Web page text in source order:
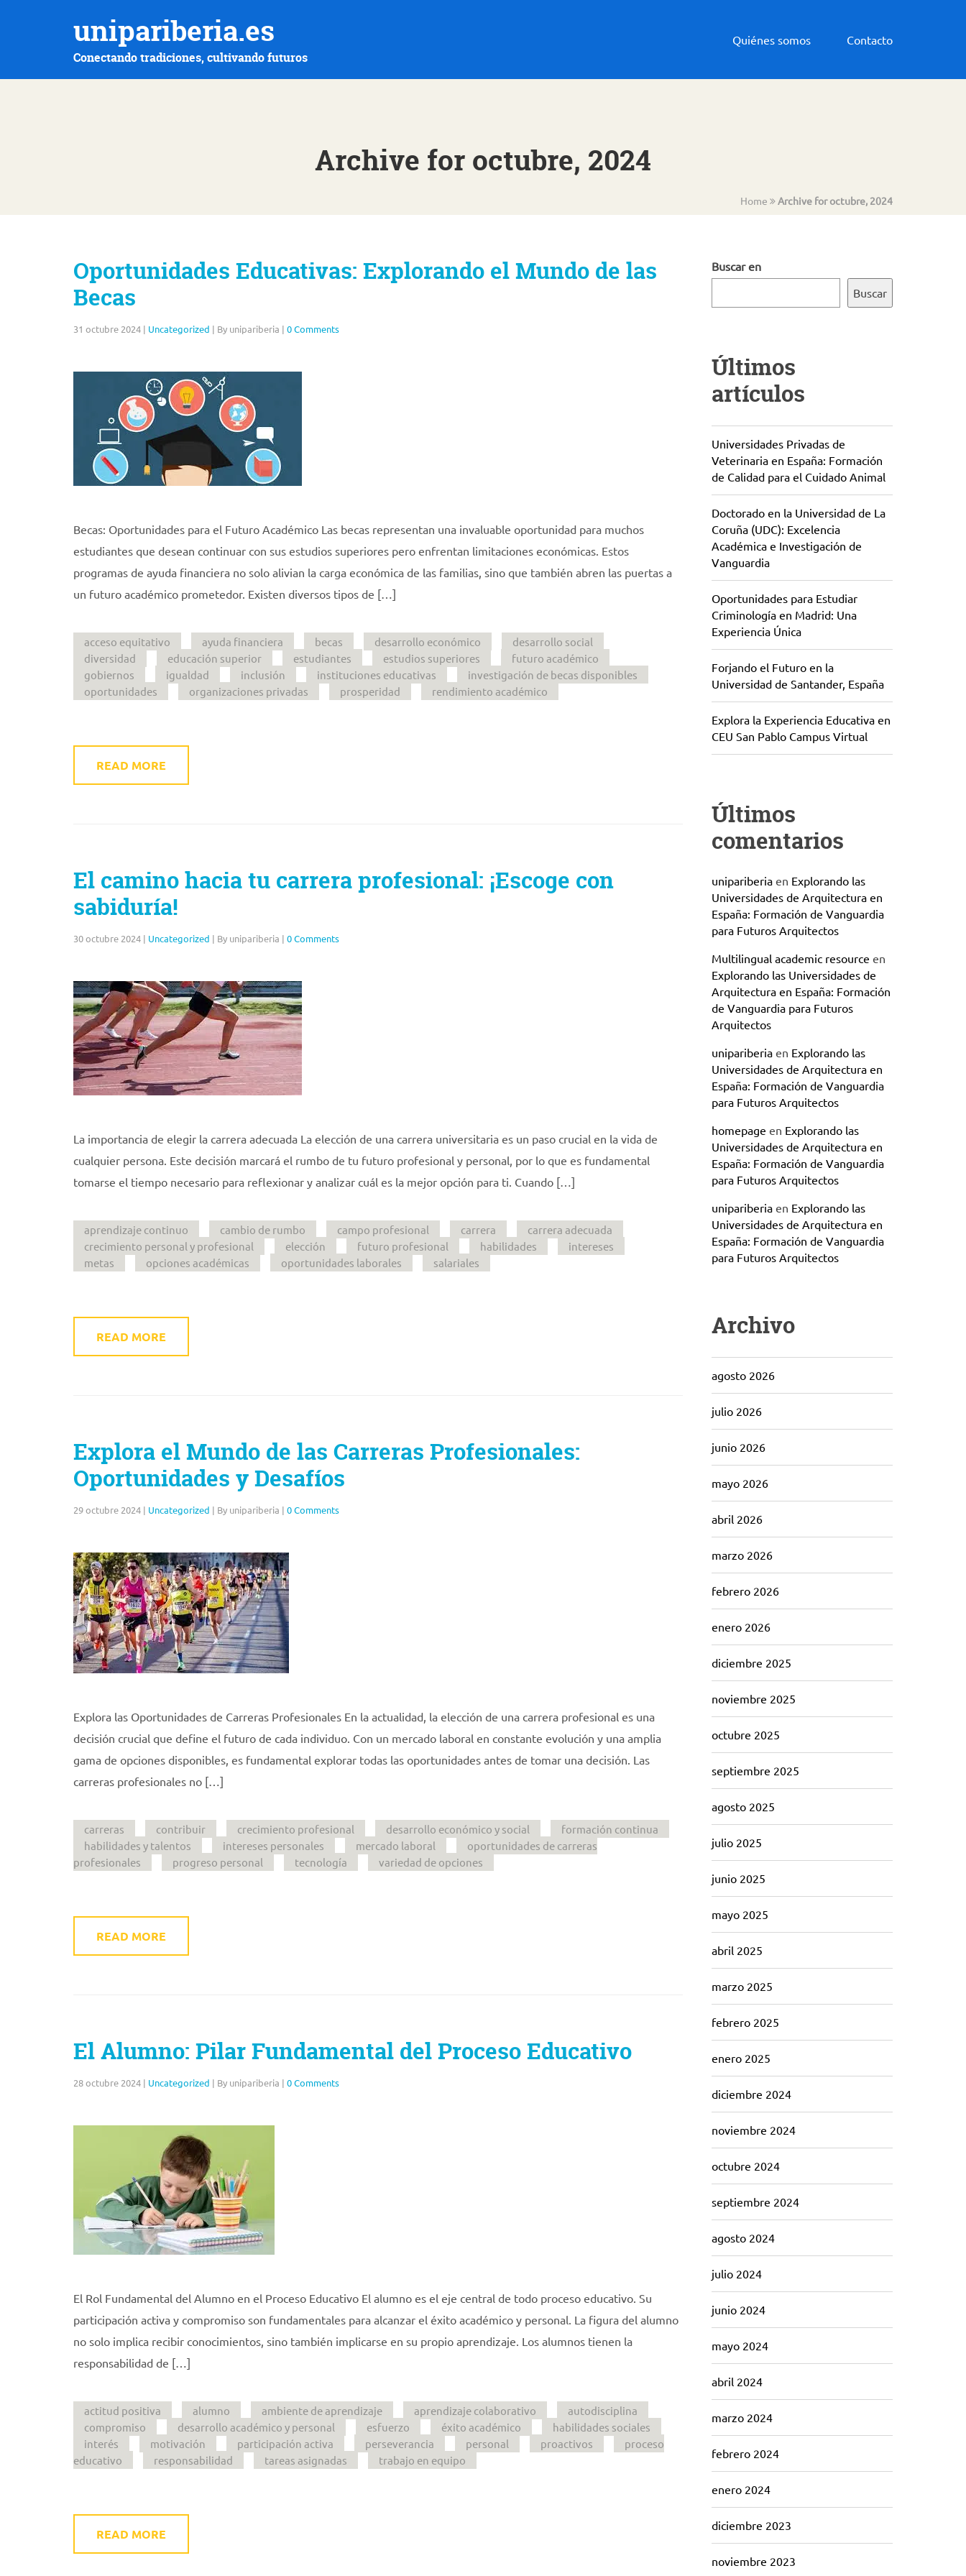
unipariberia.es
Conectando tradiciones, cultivando futuros
Quiénes somos Contacto
Archive for octubre, 2024
Home Archive for octubre, 2024
Oportunidades Educativas: Explorando el Mundo de las
Becas
31 octubre 2024 | Uncategorized | By unipariberia | 0 Comments
Becas: Oportunidades para el Futuro Académico Las becas representan una invaluable oportunidad para muchos
estudiantes que desean continuar con sus estudios superiores pero enfrentan limitaciones económicas. Estos
programas de ayuda financiera no solo alivian la carga económica de las familias, sino que también abren las puertas a
un futuro académico prometedor. Existen diversos tipos de […]
acceso equitativo ayuda financiera becas desarrollo económico
desarrollo social
diversidad
educación superior estudiantes estudios superiores
futuro académico
gobiernos
igualdad inclusión instituciones educativas
investigación de becas disponibles
oportunidades
organizaciones privadas prosperidad rendimiento académico
READ MORE
El camino hacia tu carrera profesional: ¡Escoge con
sabiduría!
30 octubre 2024 | Uncategorized | By unipariberia | 0 Comments
La importancia de elegir la carrera adecuada La elección de una carrera universitaria es un paso crucial en la vida de
cualquier persona. Este decisión marcará el rumbo de tu futuro profesional y personal, por lo que es fundamental
tomarse el tiempo necesario para reflexionar y analizar cuál es la mejor opción para ti. Cuando […]
aprendizaje continuo cambio de rumbo campo profesional carrera
carrera adecuada
crecimiento personal y profesional
elección futuro profesional habilidades
intereses
metas
opciones académicas oportunidades laborales salariales
READ MORE
Explora el Mundo de las Carreras Profesionales:
Oportunidades y Desafíos
29 octubre 2024 | Uncategorized | By unipariberia | 0 Comments
Explora las Oportunidades de Carreras Profesionales En la actualidad, la elección de una carrera profesional es una
decisión crucial que define el futuro de cada individuo. Con un mercado laboral en constante evolución y una amplia
gama de opciones disponibles, es fundamental explorar todas las oportunidades antes de tomar una decisión. Las
carreras profesionales no […]
carreras contribuir crecimiento profesional desarrollo económico y social
formación continua
habilidades y talentos
intereses personales mercado laboral
oportunidades de carreras
profesionales
progreso personal tecnología variedad de opciones
READ MORE
El Alumno: Pilar Fundamental del Proceso Educativo
28 octubre 2024 | Uncategorized | By unipariberia | 0 Comments
El Rol Fundamental del Alumno en el Proceso Educativo El alumno es el eje central de todo proceso educativo. Su
participación activa y compromiso son fundamentales para alcanzar el éxito académico y personal. La figura del alumno
no solo implica recibir conocimientos, sino también implicarse en su propio aprendizaje. Los alumnos tienen la
responsabilidad de […]
actitud positiva alumno ambiente de aprendizaje aprendizaje colaborativo
autodisciplina
compromiso
desarrollo académico y personal esfuerzo éxito académico
habilidades sociales
interés
motivación participación activa perseverancia personal proactivos
proceso
educativo
responsabilidad tareas asignadas trabajo en equipo
READ MORE
Buscar en
Buscar
Últimos
artículos
Universidades Privadas de
Veterinaria en España: Formación
de Calidad para el Cuidado Animal
Doctorado en la Universidad de La
Coruña (UDC): Excelencia
Académica e Investigación de
Vanguardia
Oportunidades para Estudiar
Criminología en Madrid: Una
Experiencia Única
Forjando el Futuro en la
Universidad de Santander, España
Explora la Experiencia Educativa en
CEU San Pablo Campus Virtual
Últimos
comentarios
unipariberiaen Explorando las
Universidades de Arquitectura en
España: Formación de Vanguardia
para Futuros Arquitectos
Multilingual academic resource en
Explorando las Universidades de
Arquitectura en España: Formación
de Vanguardia para Futuros
Arquitectos
unipariberiaen Explorando las
Universidades de Arquitectura en
España: Formación de Vanguardia
para Futuros Arquitectos
homepage en Explorando las
Universidades de Arquitectura en
España: Formación de Vanguardia
para Futuros Arquitectos
unipariberiaen Explorando las
Universidades de Arquitectura en
España: Formación de Vanguardia
para Futuros Arquitectos
Archivo
agosto 2026
julio 2026
junio 2026
mayo 2026
abril 2026
marzo 2026
febrero 2026
enero 2026
diciembre 2025
noviembre 2025
octubre 2025
septiembre 2025
agosto 2025
julio 2025
junio 2025
mayo 2025
abril 2025
marzo 2025
febrero 2025
enero 2025
diciembre 2024
noviembre 2024
octubre 2024
septiembre 2024
agosto 2024
julio 2024
junio 2024
mayo 2024
abril 2024
marzo 2024
febrero 2024
enero 2024
diciembre 2023
noviembre 2023